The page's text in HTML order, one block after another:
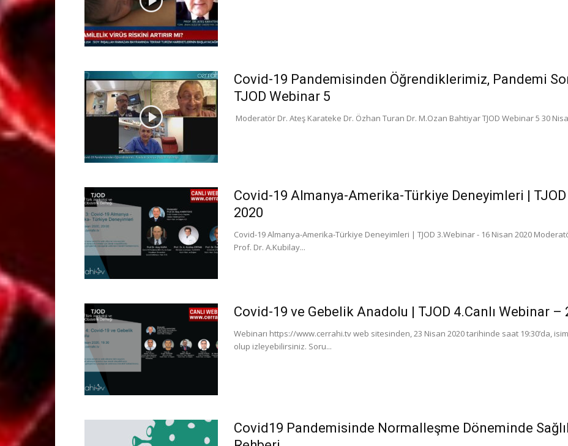
Covid-19 Pandemisinden Öğrendiklerimiz, Pandemi
TJOD Webinar 5
Moderatör Dr. Ateş Karateke Dr. Özhan Turan Dr. M.Ozan Bahtiyar TJOD Webinar 5 30
Covid-19 Almanya-Amerika-Türkiye Deneyimleri |
2020
Covid-19 Almanya-Amerika-Türkiye Deneyimleri | TJOD 3.Webinar - 16 Nisan 2020
Prof. Dr. A.Kubilay...
Covid-19 ve Gebelik Anadolu | TJOD 4.Canlı Webinar –
Webinarı https://www.cerrahi.tv web sitesinden, 23 Nisan 2020 tarihinde saat 19:30’da,
olup izleyebilirsiniz. Soru...
Covid19 Pandemisinde Normalleşme Döneminde